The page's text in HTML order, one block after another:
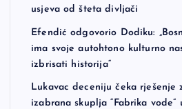
usjeva od šteta divljači
Efendić odgovorio Dodiku:
ima svoje autohtono kulturno
izbrisati historija“
Lukavac deceniju čeka rješenje
izabrana skuplja “Fabrika vode”